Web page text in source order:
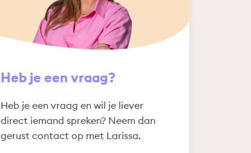
Heb je een vraag?
Heb je een vraag en wil je liever
direct iemand spreken? Neem dan
gerust contact op met Larissa.